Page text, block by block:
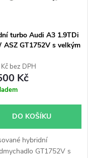
turbo Audi A3 1.9TDi
ASZ GT1752V s velkým
bez DPH
Kč
DO KOŠÍKU
hybridní
GT1752V s